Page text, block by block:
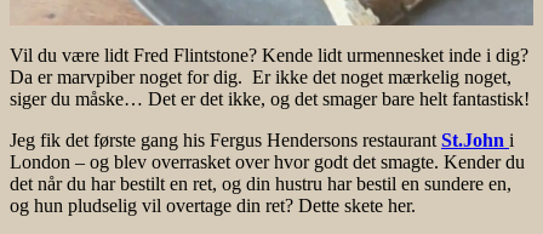
Vil du være lidt Fred Flintstone? Kende lidt urmennesket inde i dig?
Da er marvpiber noget for dig. Er ikke det noget mærkelig noget,
siger du måske… Det er det ikke, og det smager bare helt fantastisk!
Jeg fik det første gang his Fergus Hendersons restaurant St.John i
London – og blev overrasket over hvor godt det smagte. Kender du
det når du har bestilt en ret, og din hustru har bestil en sundere en,
og hun pludselig vil overtage din ret? Dette skete her.